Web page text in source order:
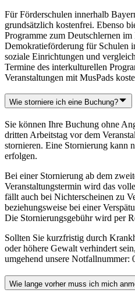
Für Förderschulen innerhalb
grundsätzlich kostenfrei. Ebenso
Programme zum Deutschlernen
Demokratieförderung für Schulen
soziale Einrichtungen und
Termine des interkulturellen
Veranstaltungen mit MusPads
Wie storniere ich eine Buchung?
Sie können Ihre Buchung ohne
dritten Arbeitstag vor dem
stornieren. Eine Stornierung kann
erfolgen.
Bei einer Stornierung ab dem
Veranstaltungstermin wird das
fällt auch bei Nichterscheinen zu
beziehungsweise bei einer
Die Stornierungsgebühr wird per
Sollten Sie kurzfristig durch
oder höhere Gewalt verhindert
umgehend unsere Notfallnummer:
Wie lange vorher muss ich mich